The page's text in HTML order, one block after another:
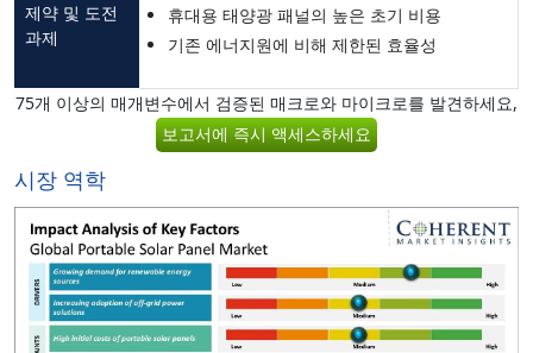
제약 및 도전
과제
휴대용 태양광 패널의 높은 초기 비용
기존 에너지원에 비해 제한된 효율성
75개 이상의 매개변수에서 검증된 매크로와 마이크로를 발견하세요,
보고서에 즉시 액세스하세요
시장 역학